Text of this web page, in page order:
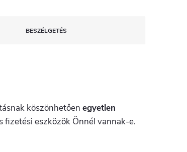
BESZÉLGETÉS
köszönhetően egyetlen
fizetési eszközök Önnél vannak-e.